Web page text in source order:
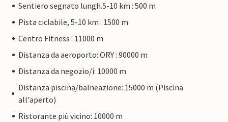
Sentiero segnato lungh.5-10 km : 500 m
Pista ciclabile, 5-10 km : 1500 m
Centro Fitness : 11000 m
Distanza da aeroporto: ORY : 90000 m
Distanza da negozio/i: 10000 m
Distanza piscina/balneazione: 15000 m (Piscina
all'aperto)
Ristorante più vicino: 10000 m